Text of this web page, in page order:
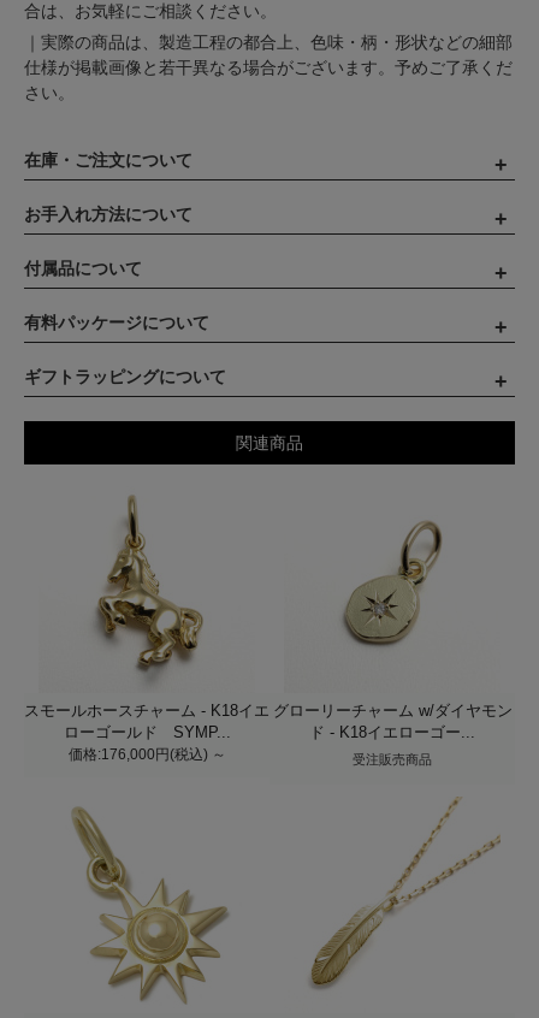
合は、お気軽にご相談ください。
｜実際の商品は、製造工程の都合上、色味・柄・形状などの細部
仕様が掲載画像と若干異なる場合がございます。予めご了承くだ
さい。
在庫・ご注文について
お手入れ方法について
付属品について
有料パッケージについて
ギフトラッピングについて
関連商品
スモールホースチャーム - K18イエ
ローゴールド SYMP...
価格:176,000円(税込) ～
グローリーチャーム w/ダイヤモン
ド - K18イエローゴー...
受注販売商品